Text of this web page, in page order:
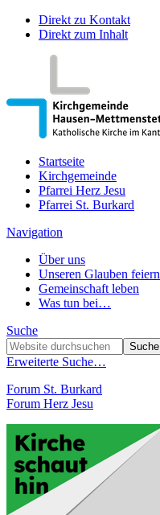
Direkt zu Kontakt
Direkt zum Inhalt
Startseite
Kirchgemeinde
Pfarrei Herz Jesu
Pfarrei St. Burkard
Navigation
Über uns
Unseren Glauben feiern
Gemeinschaft leben
Was tun bei…
Suche
Erweiterte Suche…
Forum St. Burkard
Forum Herz Jesu